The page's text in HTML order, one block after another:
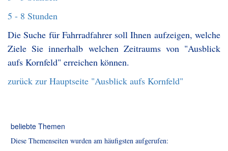
5 - 8 Stunden
Die Suche für Fahrradfahrer soll Ihnen aufzeigen, welche
Ziele Sie innerhalb welchen Zeitraums von "Ausblick
aufs Kornfeld" erreichen können.
zurück zur Hauptseite "Ausblick aufs Kornfeld"
beliebte Themen
Diese Themenseiten wurden am häufigsten aufgerufen: